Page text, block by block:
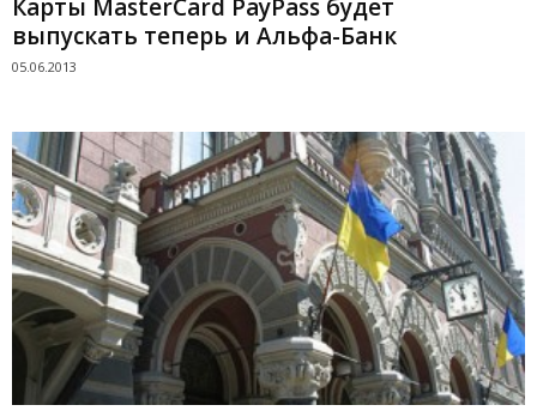
Карты MasterCard РayPass будет
выпускать теперь и Альфа-Банк
05.06.2013